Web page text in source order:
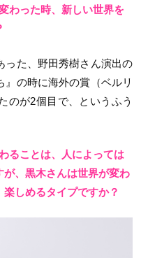
わった時、新しい世界を
った、野田秀樹さん演出の
の時に海外の賞（ベルリ
のが2個目で、というふう
ることは、人によっては
、黒木さんは世界が変わ
しめるタイプですか？